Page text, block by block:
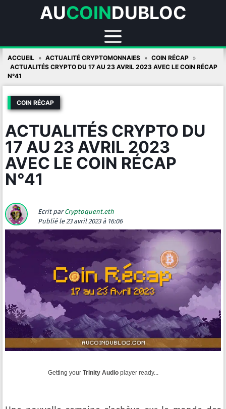
AUCOINDUBLOC
Skip
content
ACCUEIL ACTUALITÉ CRYPTOMONNAIES
COIN RÉCAP
ACTUALITÉS CRYPTO DU 17 AU 23 AVRIL 2023 AVEC LE COIN RÉCAP
N°41
COIN RÉCAP
ACTUALITÉS CRYPTO DU
17 AU 23 AVRIL 2023
AVEC LE COIN RÉCAP
N°41
Ecrit parCryptoquent.eth
Publié le 23 avril 2023 à 16:06
Getting your Trinity Audio player ready...